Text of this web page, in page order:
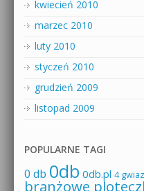
kwiecień 2010
marzec 2010
luty 2010
styczeń 2010
grudzień 2009
listopad 2009
POPULARNE TAGI
0 db 0db 0db.pl 4
branżowe